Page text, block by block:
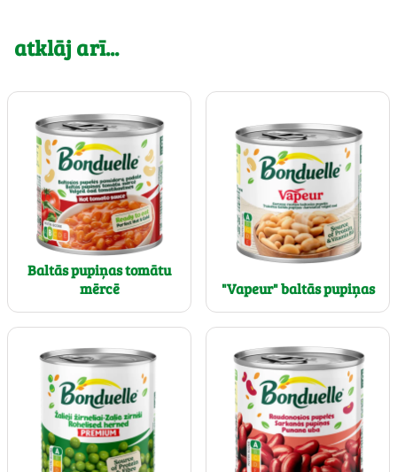
atklāj arī...
Baltās pupiņas tomātu
mērcē
"Vapeur" baltās pupiņas